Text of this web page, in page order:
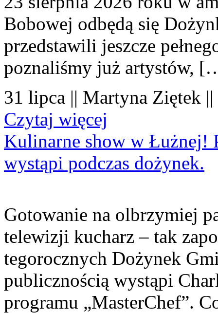
Bobowej odbędą się
przedstawili jeszcze
poznaliśmy już artystów,
31 lipca || Martyna Ziętek
Czytaj więcej
Kulinarne show w Łużnej!
wystąpi podczas dożynek.
Gotowanie na olbrzymiej
telewizji kucharz – tak
tegorocznych Dożynek
publicznością wystąpi
programu „MasterChef”.